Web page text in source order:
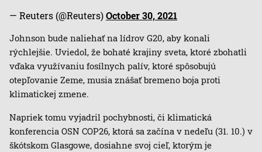
— Reuters (@Reuters)October 30, 2021
Johnson bude naliehať na lídrov G20, aby konali
rýchlejšie. Uviedol, že bohaté krajiny sveta, ktoré zbohatli
vďaka využívaniu fosílnych palív, ktoré spôsobujú
otepľovanie Zeme, musia znášať bremeno boja proti
klimatickej zmene.
Napriek tomu vyjadril pochybnosti, či klimatická
konferencia OSN COP26, ktorá sa začína v nedeľu (31. 10.) v
škótskom Glasgowe, dosiahne svoj cieľ, ktorým je